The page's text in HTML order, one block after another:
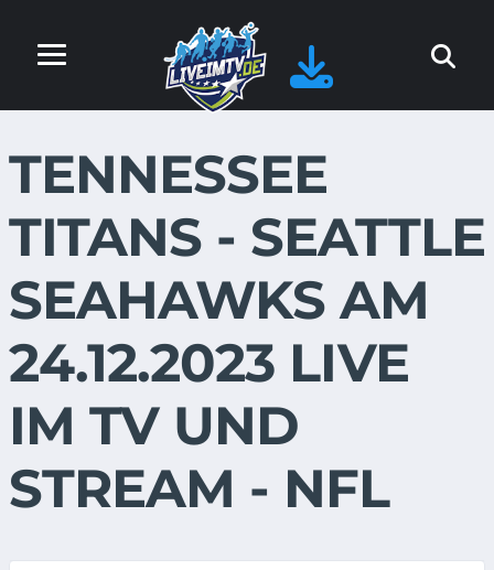
TENNESSEE
TITANS - SEATTLE
SEAHAWKS AM
24.12.2023 LIVE
IM TV UND
STREAM - NFL